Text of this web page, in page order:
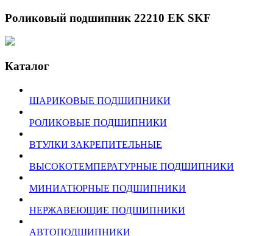
Роликовый подшипник 22210 EK SKF
Каталог
ШАРИКОВЫЕ ПОДШИПНИКИ
РОЛИКОВЫЕ ПОДШИПНИКИ
ВТУЛКИ ЗАКРЕПИТЕЛЬНЫЕ
ВЫСОКОТЕМПЕРАТУРНЫЕ ПОДШИПНИКИ
МИНИАТЮРНЫЕ ПОДШИПНИКИ
НЕРЖАВЕЮЩИЕ ПОДШИПНИКИ
АВТОПОДШИПНИКИ